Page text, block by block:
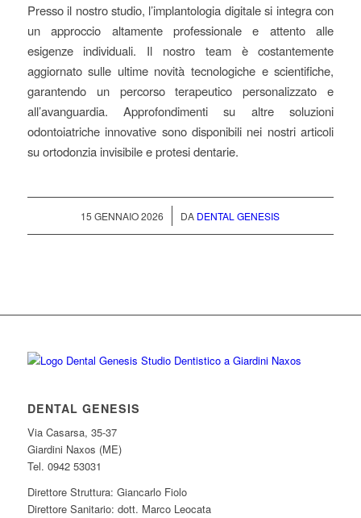
Presso il nostro studio, l’implantologia digitale si integra con
un approccio altamente professionale e attento alle
esigenze individuali. Il nostro team è costantemente
aggiornato sulle ultime novità tecnologiche e scientifiche,
garantendo un percorso terapeutico personalizzato e
all’avanguardia. Approfondimenti su altre soluzioni
odontoiatriche innovative sono disponibili nei nostri articoli
su ortodonzia invisibile e protesi dentarie.
15 GENNAIO 2026
/ DA DENTAL GENESIS
DENTAL GENESIS
Via Casarsa, 35-37
Giardini Naxos (ME)
Tel. 0942 53031
Direttore Struttura: Giancarlo Fiolo
Direttore Sanitario: dott. Marco Leocata